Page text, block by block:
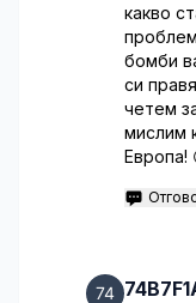
какво
бомби
си
четем
мислим
Европа!